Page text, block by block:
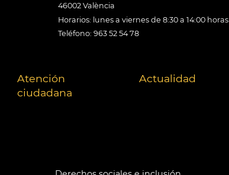
46002 València
Horarios: lunes a viernes de 8:30 a 14:00 horas
Teléfono: 963 52 54 78
Atención
ciudadana
Actualidad